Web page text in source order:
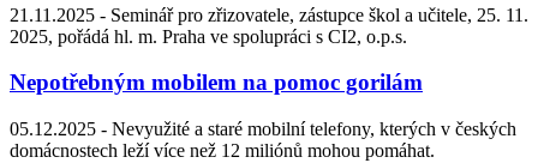
21.11.2025 - Seminář pro zřizovatele, zástupce škol a učitele, 25. 11.
2025, pořádá hl. m. Praha ve spolupráci s CI2, o.p.s.
Nepotřebným mobilem na pomoc gorilám
05.12.2025 - Nevyužité a staré mobilní telefony, kterých v českých
domácnostech leží více než 12 miliónů mohou pomáhat.